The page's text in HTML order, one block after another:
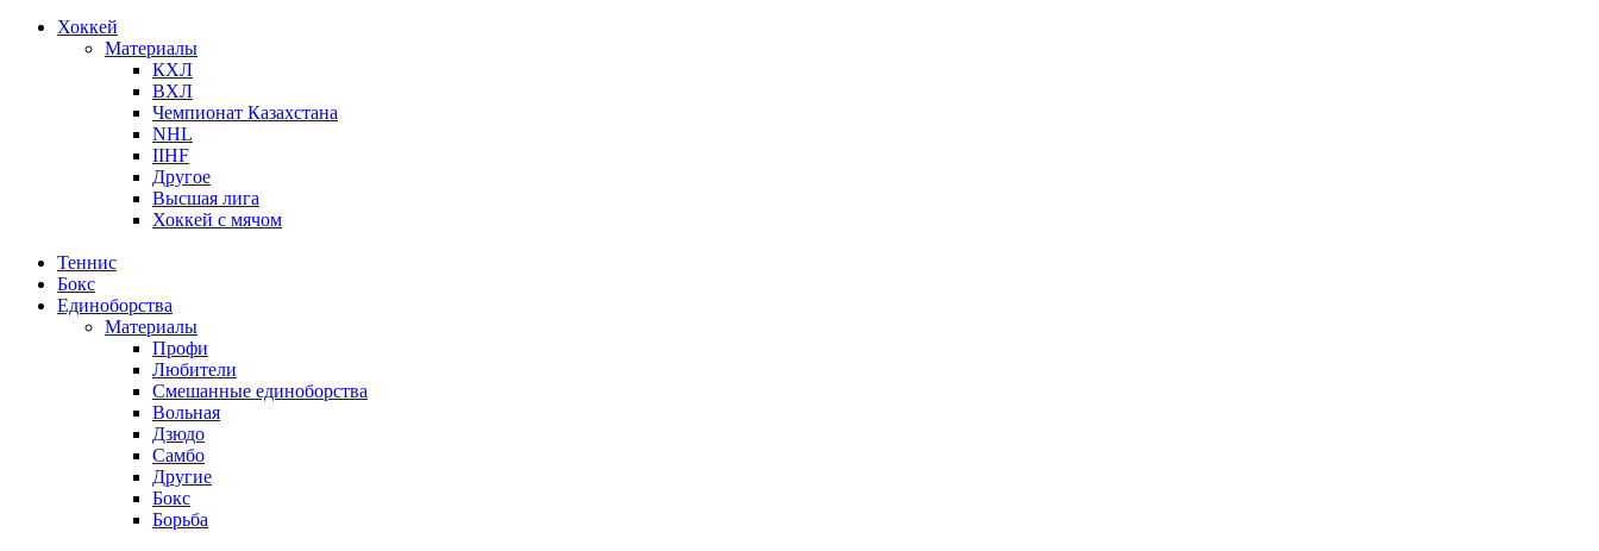
Хоккей
Материалы
КХЛ
ВХЛ
Чемпионат Казахстана
NHL
IIHF
Другое
Высшая лига
Хоккей с мячом
Теннис
Бокс
Единоборства
Материалы
Профи
Любители
Смешанные единоборства
Вольная
Дзюдо
Самбо
Другие
Бокс
Борьба